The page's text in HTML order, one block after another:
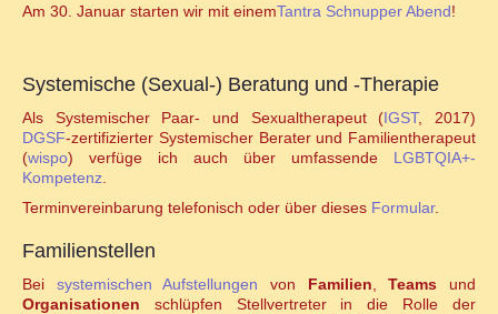
Ablauf Tantraseminar
Tantranetz / Connection-Newsletter
Online Tantra Kongress 2020
Hara meets Wombpower
Am 30. Januar starten wir mit einemTantra Schnupper Abend!
Systemische (Sexual-) Beratung und -Therapie
Als Systemischer Paar- und Sexualtherapeut (IGST, 2017)
DGSF-zertifizierter Systemischer Berater und Familientherapeut
(wispo) verfüge ich auch über umfassende LGBTQIA+-
Kompetenz
Terminvereinbarung telefonisch oder über dieses Formular.
Familienstellen
Bei systemischen Aufstellungen von Familien ,Teams und
Organisationen schlüpfen Stellvertreter in die Rolle der